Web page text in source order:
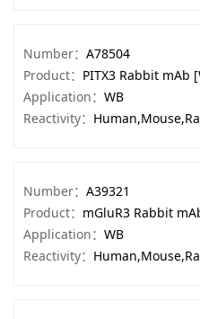
Number： A78504
Product： PITX3 Rabbit mAb
Application： WB
Reactivity：
Number： A39321
Product： mGluR3 Rabbit
Application： WB
Reactivity：